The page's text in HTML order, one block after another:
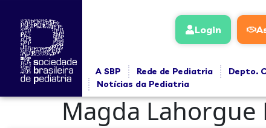
Login
A SBP Rede de Pediatria Depto.
Notícias da Pediatria
Magda Lahorgue